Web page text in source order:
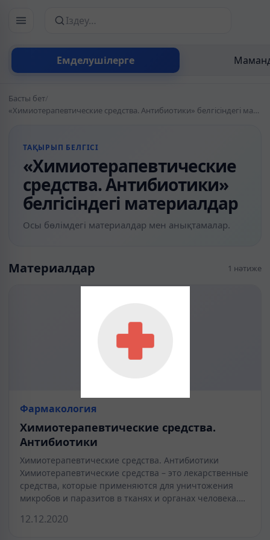
Емделушілерге
Сайттан іздеу
Басты бет/
«Химиотерапевтические средства. Антибиотики» белгісіндегі материалдар
ТАҚЫРЫП БЕЛГІСІ
«Химиотерапевтические
средства. Антибиотики»
белгісіндегі материалдар
Осы бөлімдегі материалдар мен анықтамалар.
Материалдар 1 нәтиже
Фармакология
Химиотерапевтические средства.
Антибиотики
Химиотерапевтические средства. Антибиотики
Химиотерапевтические средства – это лекарственные
средства, которые применяются для уничтожения
микробов и паразитов в тканях и органах человека.…
12.12.2020